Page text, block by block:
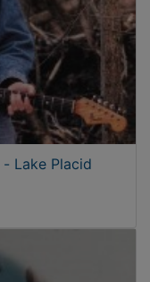
Lake Placid